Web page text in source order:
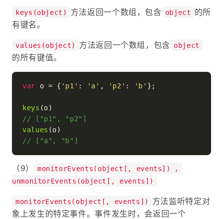
keys(object) 方法返回一个数组，包含 object
的所
有键名。
values(object) 方法返回一个数组，包含 object
的所有键值。
var o = { 'p1' : 'a' , 'p2' : 'b' };
keys
// ["p1", "p2"]
values
// ["a", "b"]
（9）
monitorEvents(object[, events]) ，
unmonitorEvents(object[, events])
monitorEvents(object[, events])
方法监听特定对
象上发生的特定事件。事件发生时，会返回一个